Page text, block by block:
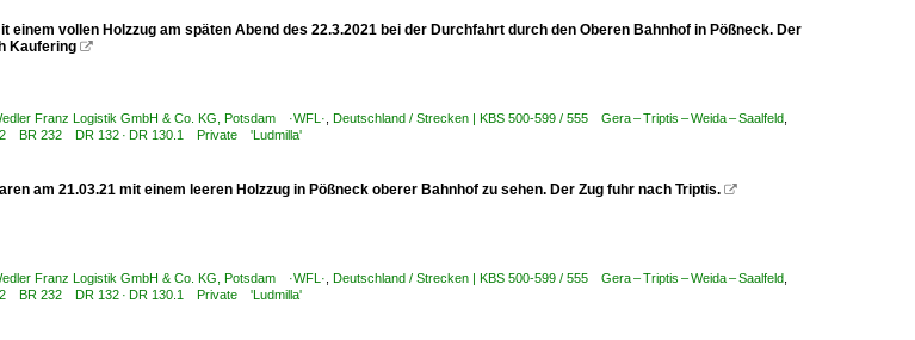
einem vollen Holzzug am späten Abend des 22.3.2021 bei der Durchfahrt durch den Oberen Bahnhof in Pößneck. Der
Kaufering 
Franz Logistik GmbH & Co. KG, Potsdam ·WFL· Deutschland / Strecken | KBS 500-599 / 555 Gera – Triptis – Weida – Saalfeld
BR 232 DR 132 · DR 130.1 Private 'Ludmilla'
am 21.03.21 mit einem leeren Holzzug in Pößneck oberer Bahnhof zu sehen. Der Zug fuhr nach Triptis. 
Franz Logistik GmbH & Co. KG, Potsdam ·WFL· Deutschland / Strecken | KBS 500-599 / 555 Gera – Triptis – Weida – Saalfeld
BR 232 DR 132 · DR 130.1 Private 'Ludmilla'